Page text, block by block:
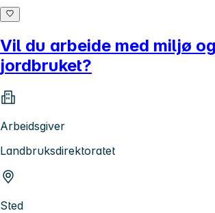
Vil du arbeide med miljø
jordbruket?
Arbeidsgiver
Landbruksdirektoratet
Sted